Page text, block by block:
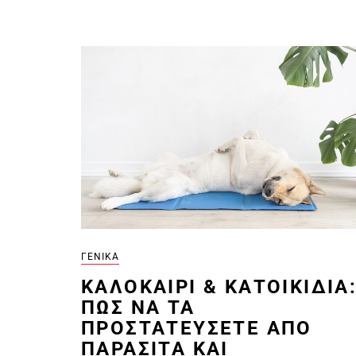
ΓΕΝΙΚΆ
ΚΑΛΟΚΑΊΡΙ &
ΠΏΣ ΝΑ ΤΑ
ΠΡΟΣΤΑΤΕΎΣΕΤΕ ΑΠΌ
ΠΑΡΆΣΙΤΑ ΚΑΙ